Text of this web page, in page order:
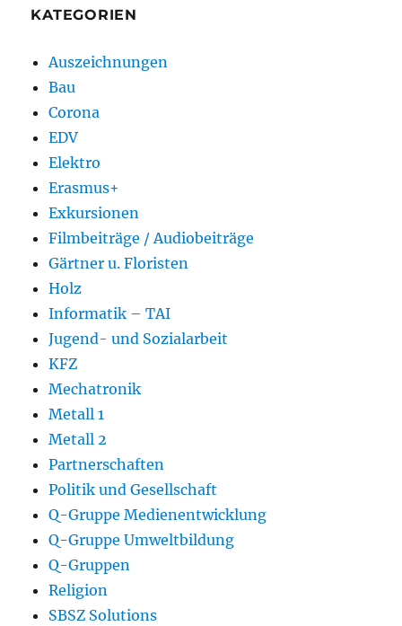
KATEGORIEN
Auszeichnungen
Bau
Corona
EDV
Elektro
Erasmus+
Exkursionen
Filmbeiträge / Audiobeiträge
Gärtner u. Floristen
Holz
Informatik – TAI
Jugend- und Sozialarbeit
KFZ
Mechatronik
Metall 1
Metall 2
Partnerschaften
Politik und Gesellschaft
Q-Gruppe Medienentwicklung
Q-Gruppe Umweltbildung
Q-Gruppen
Religion
SBSZ Solutions